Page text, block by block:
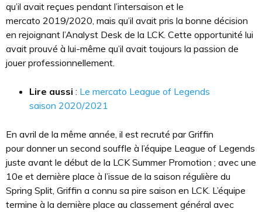
qu’il avait reçues pendant l’intersaison et le
mercato 2019/2020, mais qu’il avait pris la bonne décision
en rejoignant l’Analyst Desk de la LCK. Cette opportunité lui
avait prouvé à lui-même qu’il avait toujours la passion de
jouer professionnellement.
Lire aussi : Le mercato League of Legends
saison 2020/2021
En avril de la même année, il est recruté par Griffin
pour donner un second souffle à l’équipe League of Legends
juste avant le début de la LCK Summer Promotion ; avec une
10e et dernière place à l’issue de la saison régulière du
Spring Split, Griffin a connu sa pire saison en LCK. L’équipe
termine à la dernière place au classement général avec